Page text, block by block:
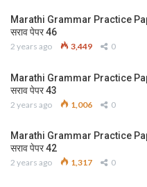
Marathi Grammar Practice
सराव पेपर 46
2 years ago 3,449 0
Marathi Grammar Practice
सराव पेपर 43
2 years ago 1,006 0
Marathi Grammar Practice
सराव पेपर 42
2 years ago 1,317 0